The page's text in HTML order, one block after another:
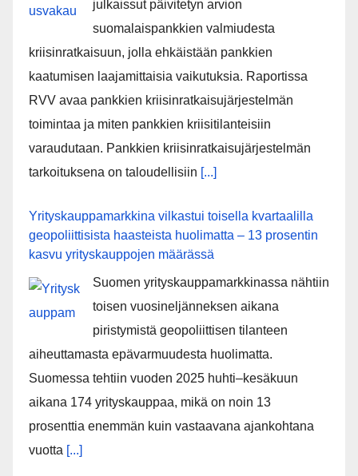
julkaissut päivitetyn arvion
suomalaispankkien valmiudesta
kriisinratkaisuun, jolla ehkäistään pankkien
kaatumisen laajamittaisia vaikutuksia. Raportissa
RVV avaa pankkien kriisinratkaisujärjestelmän
toimintaa ja miten pankkien kriisitilanteisiin
varaudutaan. Pankkien kriisinratkaisujärjestelmän
tarkoituksena on taloudellisiin [...]
Yrityskauppamarkkina vilkastui toisella kvartaalilla
geopoliittisista haasteista huolimatta – 13 prosentin
kasvu yrityskauppojen määrässä
Suomen yrityskauppamarkkinassa nähtiin
toisen vuosineljänneksen aikana
piristymistä geopoliittisen tilanteen
aiheuttamasta epävarmuudesta huolimatta.
Suomessa tehtiin vuoden 2025 huhti–kesäkuun
aikana 174 yrityskauppaa, mikä on noin 13
prosenttia enemmän kuin vastaavana ajankohtana
vuotta [...]